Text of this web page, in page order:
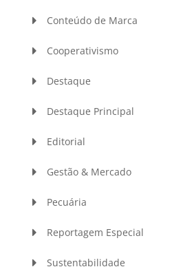
Conteúdo de Marca
Cooperativismo
Destaque
Destaque Principal
Editorial
Gestão & Mercado
Pecuária
Reportagem Especial
Sustentabilidade